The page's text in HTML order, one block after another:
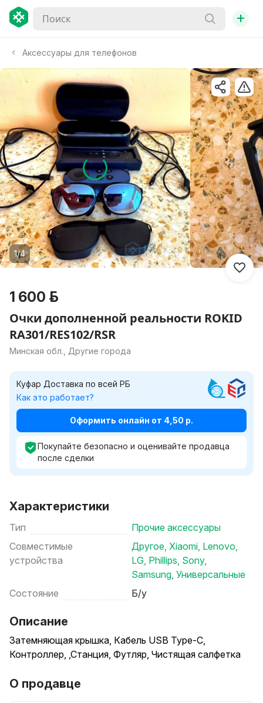
+
Аксессуары для телефонов
1/4
1 600 р.
Очки дополненной реальности ROKID
RA301/RES102/RSR
Минская обл., Другие города
Куфар Доставка по всей РБ
Как это работает?
Оформить онлайн от 4,50 р.
Покупайте безопасно и оценивайте продавца
после сделки
Характеристики
Тип
Прочие аксессуары
Совместимые
устройства
Другое, Xiaomi, Lenovo,
LG, Phillips, Sony,
Samsung, Универсальные
Состояние
Б/у
Описание
Затемняющая крышка, Кабель USB Type-C,
Контроллер, ,Станция, Футляр, Чистящая салфетка
О продавце